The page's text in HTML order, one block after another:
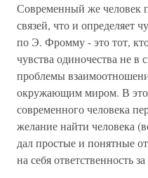
Современный же человек
связей, что и определяет
по Э. Фромму - это тот,
чувства одиночества не в
проблемы
окружающим миром. В
современного человека
желание найти человека
дал простые и понятные
на себя ответственность